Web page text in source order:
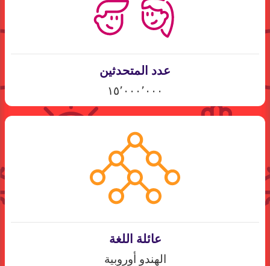
عدد المتحدثين
١٥٬٠٠٠٬٠٠٠
عائلة اللغة
الهندو أوروبية